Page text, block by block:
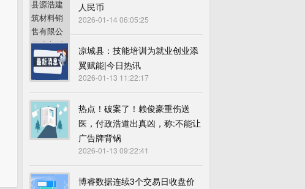
人民币
2026-01-14 06:05:25
凉城县：技能培训为就业创业添
翼赋能|今日热讯
2026-01-13 11:22:17
热点！破案了！赖俊豪重伤送
医，付政浩道出真凶，称:不能让
广告牌背锅
2026-01-13 09:22:41
博睿数据连续3个交易日收盘价